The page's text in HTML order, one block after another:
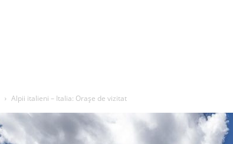
Alpii italieni – Italia: Orașe de vizitat